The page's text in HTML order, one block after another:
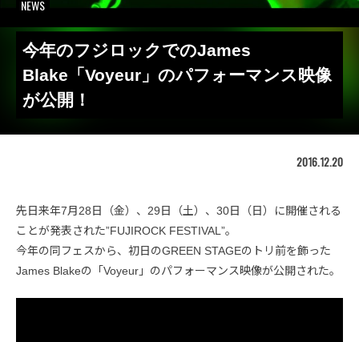
NEWS
今年のフジロックでのJames
Blake「Voyeur」のパフォーマンス映像
が公開！
2016.12.20
先日来年7月28日（金）、29日（土）、30日（日）に開催される
ことが発表された”FUJIROCK FESTIVAL”。
今年の同フェスから、初日のGREEN STAGEのトリ前を飾った
James Blakeの「Voyeur」のパフォーマンス映像が公開された。